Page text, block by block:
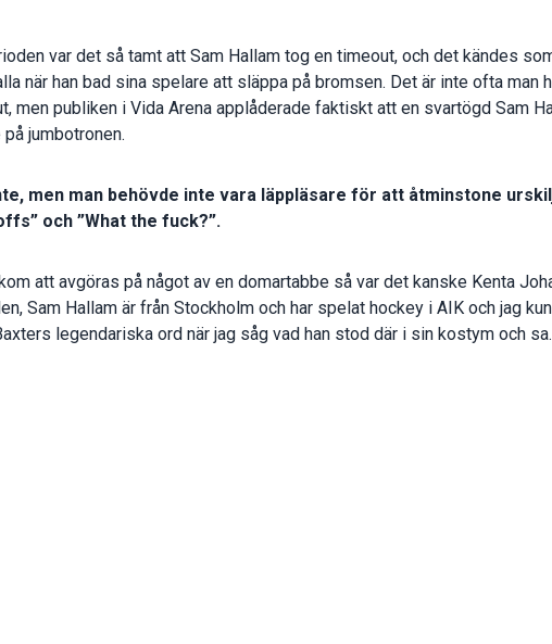
var det så tamt att Sam Hallam tog en timeout, och det kändes
när han bad sina spelare att släppa på bromsen. Det är inte ofta man
men publiken i Vida Arena applåderade faktiskt att en svartögd Sam
jumbotronen.
men man behövde inte vara läppläsare för att åtminstone
och ”What the fuck?”.
att avgöras på något av en domartabbe så var det kanske Kenta
Sam Hallam är från Stockholm och har spelat hockey i AIK och jag
legendariska ord när jag såg vad han stod där i sin kostym och sa.